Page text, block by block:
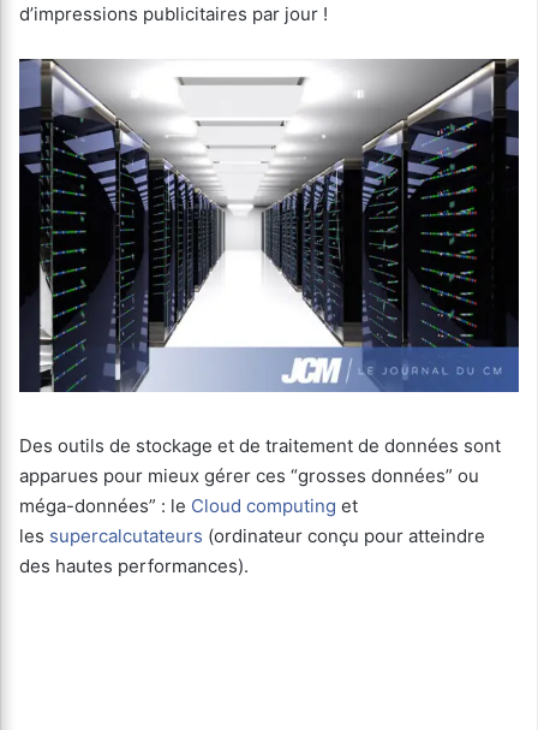
d’impressions publicitaires par jour !
Des outils de stockage et de traitement de données sont
apparues pour mieux gérer ces “grosses données” ou
méga-données” : le Cloud computing et
les supercalcutateurs (ordinateur conçu pour atteindre
des hautes performances).